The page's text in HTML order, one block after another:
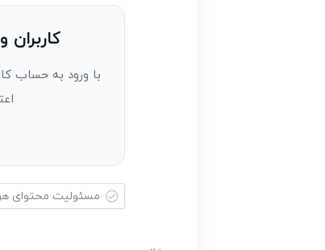
نظر
مهمان)*
کاربران
با ورود به حساب